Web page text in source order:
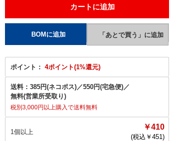
ポイント： 4ポイント(1%還元)
送料： 385円(ネコポス)／550円(宅急便)／
無料(営業所受取り)
税別3,000円以上購入で送料無料
1個以上
￥410
(税込￥ 451)